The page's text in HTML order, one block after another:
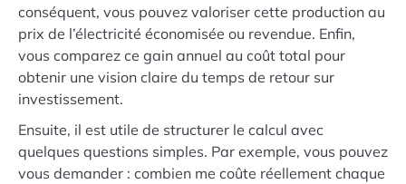
conséquent, vous pouvez valoriser cette production au
prix de l’électricité économisée ou revendue. Enfin,
vous comparez ce gain annuel au coût total pour
obtenir une vision claire du temps de retour sur
investissement.
Ensuite, il est utile de structurer le calcul avec
quelques questions simples. Par exemple, vous pouvez
vous demander : combien me coûte réellement chaque